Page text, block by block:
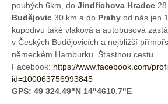
pouhých 6km, do Jindřichova Hradce
Budějovic 30 km a do Prahy od nás jen
kupodivu také vlaková a autobusová
v Českých Budějovicích a nejbližší
německém Hamburku. Šťastnou cestu.
Facebook: https://www.facebook.com/
id=100063756993845
GPS: 49 324.49"N 14"4610.7"E